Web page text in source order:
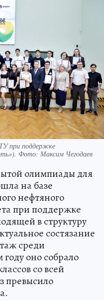
при поддержке
Фото: Максим Чегодаев
олимпиады для
на базе
нефтяного
при поддержке
в структуру
состязание
среди
оно собрало
со всей
превысило